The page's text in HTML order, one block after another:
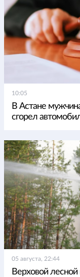
10:05
В Астане
сгорел
05 августа, 22:44
Верховой